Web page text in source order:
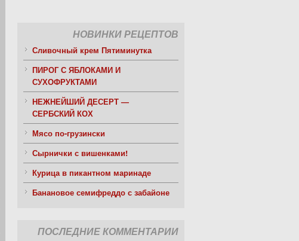
НОВИНКИ РЕЦЕПТОВ
Сливочный крем Пятиминутка
ПИРОГ С ЯБЛОКАМИ И
СУХОФРУКТАМИ
НЕЖНЕЙШИЙ ДЕСЕРТ —
СЕРБСКИЙ КОХ
Мясо по-грузински
Сырнички с вишенками!
Курица в пикантном маринаде
Банановое семифреддо с забайоне
ПОСЛЕДНИЕ КОММЕНТАРИИ